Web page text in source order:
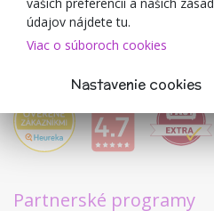
Kontakty
Spolupracujeme
Partnerské programy
údajov nájdete tu.
Viac o súboroch cookies
Nastavenie cookies